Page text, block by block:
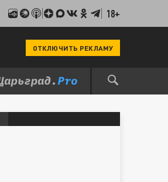
18+
ОТКЛЮЧИТЬ РЕКЛАМУ